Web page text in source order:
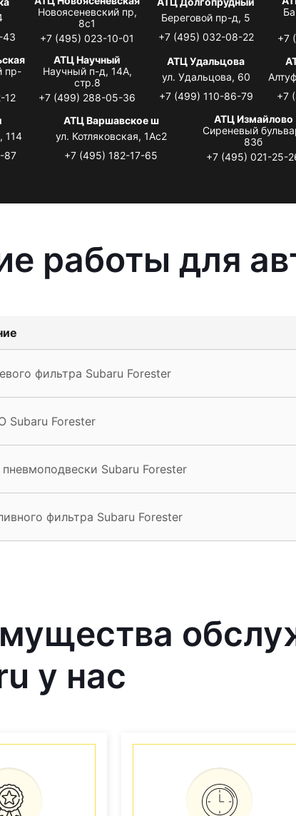
43
Новоясеневский пр,
8с1
+7 (495) 023-10-01
Береговой пр-д, 5
+7 (495) 032-08-22
+7
пр-
12
АТЦ Научный
Научный п-д, 14А,
стр.8
+7 (499) 288-05-36
АТЦ Удальцова
ул. Удальцова, 60
+7 (499) 110-86-79
+7
114
87
АТЦ Варшавское ш
ул. Котляковская, 1Ас2
+7 (495) 182-17-65
АТЦ Измайлово
Сиреневый
83б
+7 (495) 021-25-
работы для
фильтра Subaru Forester
Subaru Forester
Subaru Forester
фильтра Subaru Forester
у нас